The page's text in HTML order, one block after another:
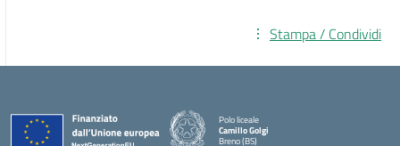
Stampa / Condividi
Polo liceale
Camillo Golgi
Breno (BS)